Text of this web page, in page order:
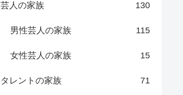
芸人の家族 130
男性芸人の家族 115
女性芸人の家族 15
タレントの家族 71